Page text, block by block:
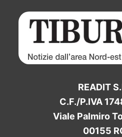
READIT
C.F./P.IVA
Viale Palmiro
00155